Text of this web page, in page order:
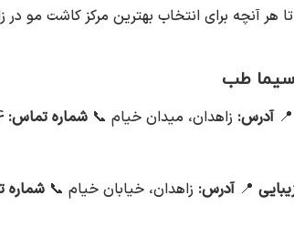
هر آنچه برای انتخاب بهترین مرکز کاشت مو در
سیما طب
📍 آدرس: زاهدان، میدان خیام 📞 شماره تماس:
📍 آدرس: زاهدان، خیابان خیام 📞 شماره